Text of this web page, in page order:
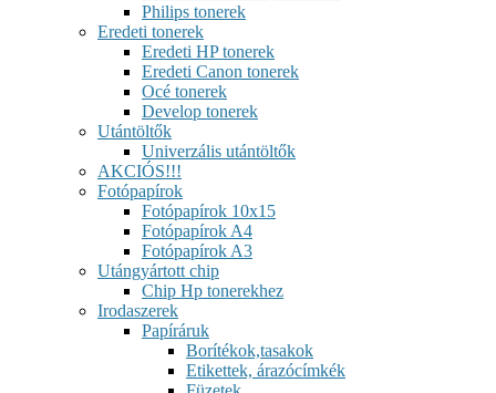
Philips tonerek
Eredeti tonerek
Eredeti HP tonerek
Eredeti Canon tonerek
Océ tonerek
Develop tonerek
Utántöltők
Univerzális utántöltők
AKCIÓS!!!
Fotópapírok
Fotópapírok 10x15
Fotópapírok A4
Fotópapírok A3
Utángyártott chip
Chip Hp tonerekhez
Irodaszerek
Papíráruk
Borítékok,tasakok
Etikettek, árazócímkék